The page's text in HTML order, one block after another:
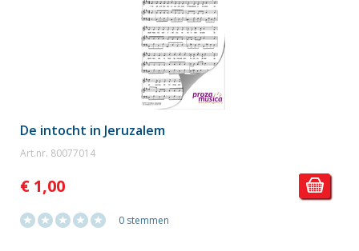
De intocht in Jeruzalem
Art.nr. 80077014
€ 1,00
0 stemmen